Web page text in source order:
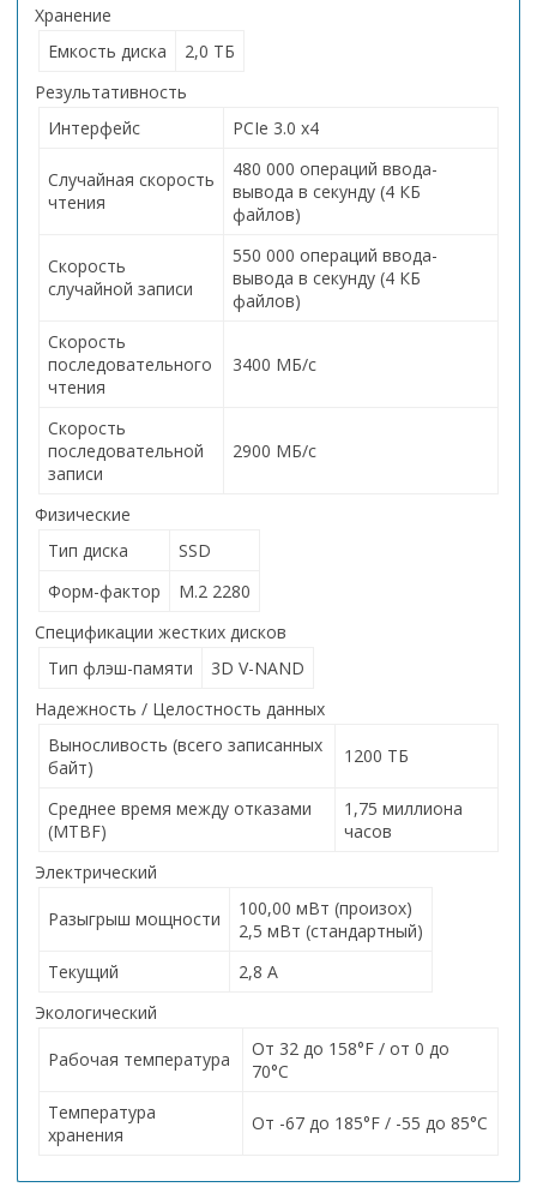
Хранение
Емкость диска
2,0 ТБ
Результативность
Интерфейс
PCIe 3.0 x4
Случайная скорость
чтения
480 000 операций ввода-
вывода в секунду (4 КБ
файлов)
Скорость
случайной записи
550 000 операций ввода-
вывода в секунду (4 КБ
файлов)
Скорость
последовательного
чтения
3400 МБ/с
Скорость
последовательной
записи
2900 МБ/с
Физические
Тип диска
SSD
Форм-фактор
M.2 2280
Спецификации жестких дисков
Тип флэш-памяти
3D V-NAND
Надежность / Целостность данных
Выносливость (всего записанных
байт)
1200 ТБ
Среднее время между отказами
(MTBF)
1,75 миллиона
часов
Электрический
Разыгрыш мощности
100,00 мВт (произох)
2,5 мВт (стандартный)
Текущий
2,8 А
Экологический
Рабочая температура
От 32 до 158°F / от 0 до
70°C
Температура
хранения
От -67 до 185°F / -55 до 85°C